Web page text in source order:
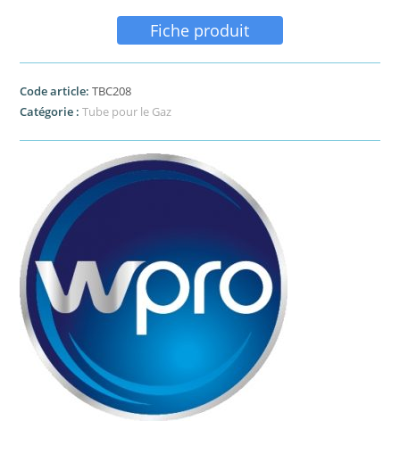
Fiche produit
Code article:TBC208
Catégorie :Tube pour le Gaz